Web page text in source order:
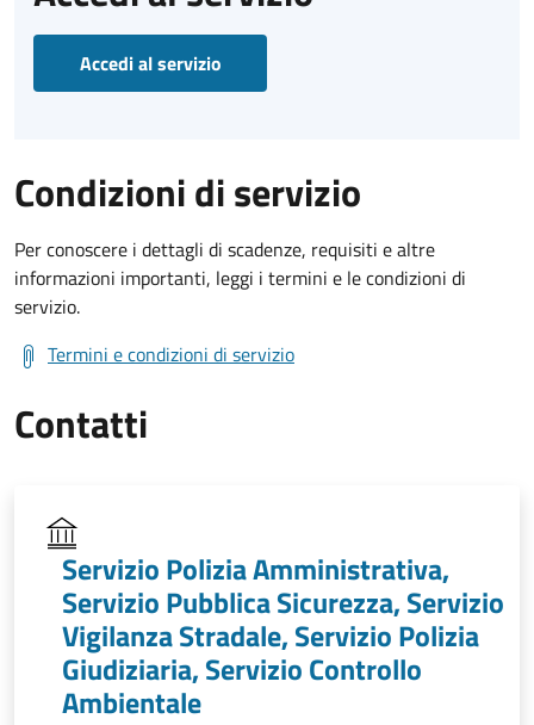
Accedi al servizio
Condizioni di servizio
Per conoscere i dettagli di scadenze, requisiti e altre
informazioni importanti, leggi i termini e le condizioni di
servizio.
Termini e condizioni di servizio
Contatti
Servizio Polizia Amministrativa,
Servizio Pubblica Sicurezza, Servizio
Vigilanza Stradale, Servizio Polizia
Giudiziaria, Servizio Controllo
Ambientale